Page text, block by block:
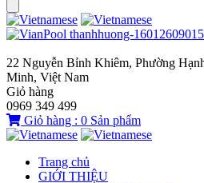
22 Nguyễn Bỉnh Khiêm, Phường
Minh, Việt Nam
Giỏ hàng
0969 349 499
Giỏ hàng : 0 Sản phẩm
Trang chủ
GIỚI THIỆU